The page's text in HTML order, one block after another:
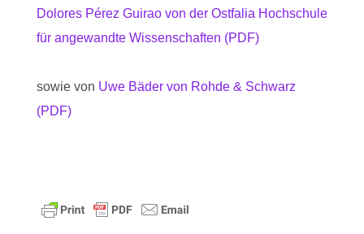
Dolores Pérez Guirao von der Ostfalia Hochschule
für angewandte Wissenschaften (PDF)
sowie von Uwe Bäder von Rohde & Schwarz
(PDF)